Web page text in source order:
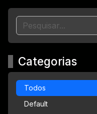
Categorias
Todos
Default